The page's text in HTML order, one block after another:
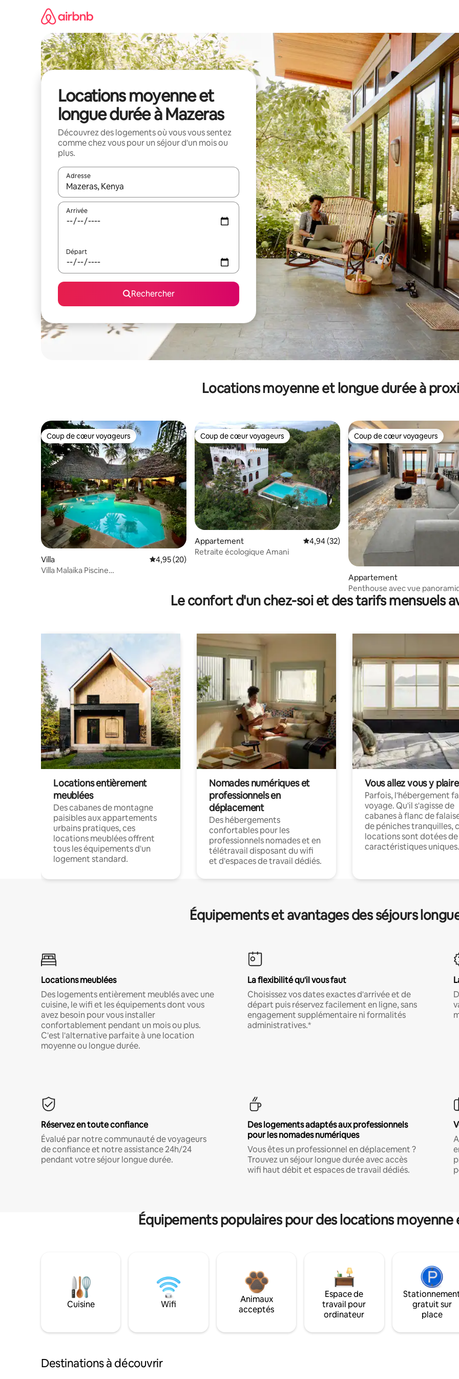
Locations moyenne et
longue durée à Mazeras
Découvrez des logements où vous vous sentez
comme chez vous pour un séjour d'un mois ou
plus.
Adresse
Lorsque les résultats s'affichent, utilisez les flèches vers le haut et vers le bas pour les parcourir ou en appuyant et en
Arrivée
Départ
Rechercher
Locations moyenne et longue durée à
Coup de cœur voyageurs
Coup de cœur voyageurs
Villa Évaluation moyenne sur la base de 20 commentaires : 4,95 sur 5
4,95 (20)
Villa Malaika Piscine
Coup de cœur voyageurs
Coup de cœur voyageurs
Appartement Évaluation moyenne sur la base de 32
4,94 (32)
Retraite écologique Amani
Coup de cœur voyageurs
Coup de cœur voyageurs
Appartement
Penthouse avec vue
mer, climatisation, piscine,
plage
Le confort d'un chez-soi et des tarifs mensuels
Locations entièrement
meublées
Des cabanes de montagne
paisibles aux appartements
urbains pratiques, ces
locations meublées offrent
tous les équipements d'un
logement standard.
Nomades numériques et
professionnels en
déplacement
Des hébergements
confortables pour les
professionnels nomades et en
télétravail disposant du wifi
et d'espaces de travail dédiés.
Vous allez vous y plaire
Parfois, l'hébergement
voyage. Qu'il s'agisse de
cabanes à flanc de
de péniches tranquilles,
locations sont dotées de
caractéristiques uniques.
Équipements et avantages des séjours
Locations meublées
Des logements entièrement meublés avec une
cuisine, le wifi et les équipements dont vous
avez besoin pour vous installer
confortablement pendant un mois ou plus.
C'est l'alternative parfaite à une location
moyenne ou longue durée.
La flexibilité qu'il vous faut
Choisissez vos dates exactes d'arrivée et de
départ puis réservez facilement en ligne, sans
engagement supplémentaire ni formalités
administratives.*
Réservez en toute confiance
Évalué par notre communauté de voyageurs
de confiance et notre assistance 24h/24
pendant votre séjour longue durée.
Des logements adaptés aux professionnels
pour les nomades numériques
Vous êtes un professionnel en déplacement ?
Trouvez un séjour longue durée avec accès
wifi haut débit et espaces de travail dédiés.
Équipements populaires pour des locations
Cuisine Wifi
Animaux
acceptés
Espace de
travail pour
ordinateur
gratuit sur
place
Destinations à découvrir